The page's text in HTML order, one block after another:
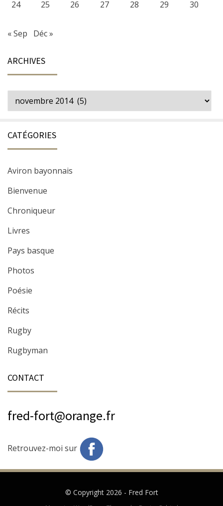
24
25 26 27 28 29 30
« Sep Déc »
ARCHIVES
CATÉGORIES
Aviron bayonnais
Bienvenue
Chroniqueur
Livres
Pays basque
Photos
Poésie
Récits
Rugby
Rugbyman
CONTACT
fred-fort@orange.fr
Retrouvez-moi sur
© Copyright 2026 - Fred Fort